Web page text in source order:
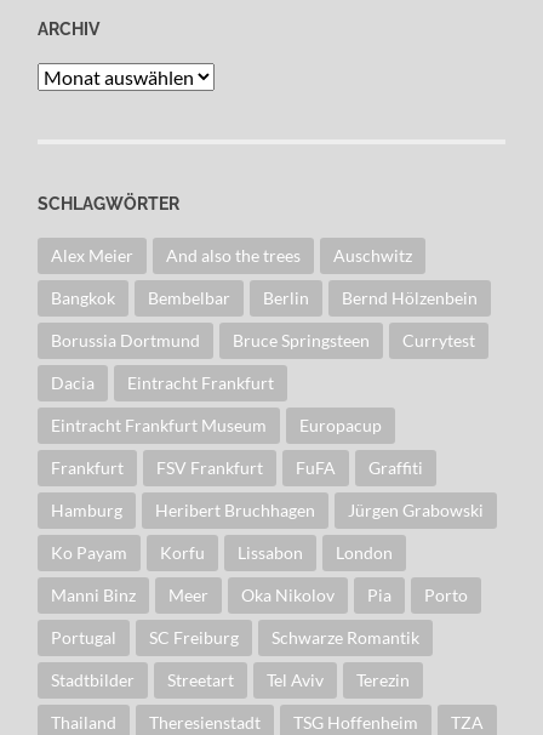
ARCHIV
Archiv
SCHLAGWÖRTER
Alex Meier And also the trees Auschwitz
Bangkok Bembelbar Berlin Bernd Hölzenbein
Borussia Dortmund Bruce Springsteen Currytest
Dacia Eintracht Frankfurt
Eintracht Frankfurt Museum Europacup
Frankfurt FSV Frankfurt FuFA Graffiti
Hamburg Heribert Bruchhagen Jürgen Grabowski
Ko Payam Korfu Lissabon London
Manni Binz Meer Oka Nikolov Pia Porto
Portugal SC Freiburg Schwarze Romantik
Stadtbilder Streetart Tel Aviv Terezin
Thailand Theresienstadt TSG Hoffenheim TZA